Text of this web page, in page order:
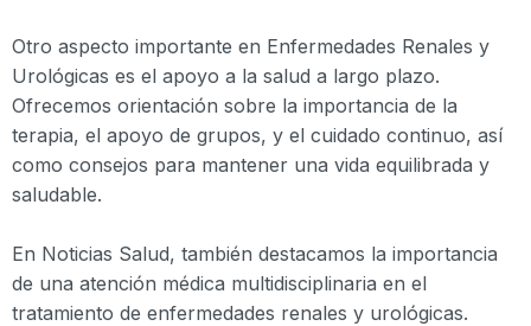
Otro aspecto importante en Enfermedades Renales y
Urológicas es el apoyo a la salud a largo plazo.
Ofrecemos orientación sobre la importancia de la
terapia, el apoyo de grupos, y el cuidado continuo, así
como consejos para mantener una vida equilibrada y
saludable.
En Noticias Salud, también destacamos la importancia
de una atención médica multidisciplinaria en el
tratamiento de enfermedades renales y urológicas.